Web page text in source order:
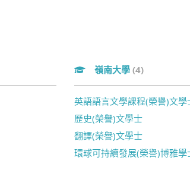
嶺南大學 (4)
英語語言文學課程(榮譽)文學
歷史(榮譽)文學士
翻譯(榮譽)文學士
環球可持續發展(榮譽)博雅學